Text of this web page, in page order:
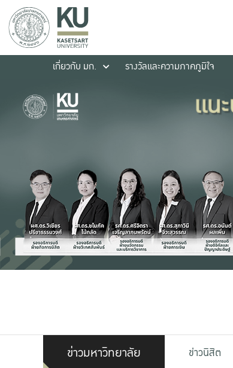
เกี่ยวกับ มก.
รางวัลและความภาคภูมิใจ
ข่าวมหาวิทยาลัย ข่าวนิสิต